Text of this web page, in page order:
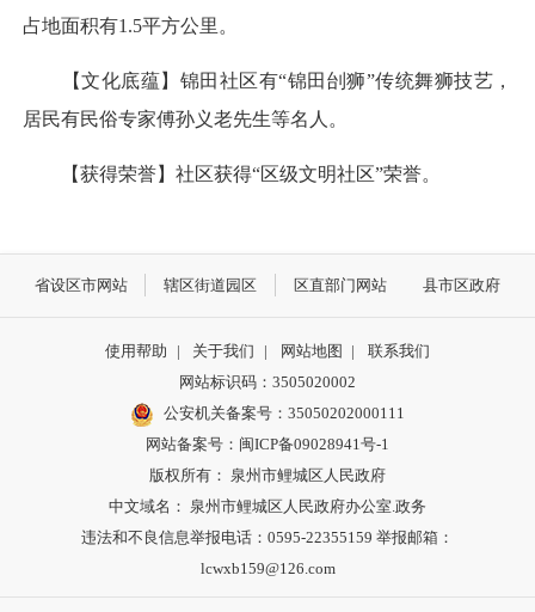
占地面积有1.5平方公里。
【文化底蕴】锦田社区有“锦田刣狮”传统舞狮技艺，
居民有民俗专家傅孙义老先生等名人。
【获得荣誉】社区获得“区级文明社区”荣誉。
省设区市网站 辖区街道园区 区直部门网站 县市区政府
使用帮助 | 关于我们 | 网站地图 |
联系我们
网站标识码：3505020002
公安机关备案号：35050202000111
网站备案号：闽ICP备09028941号-1
版权所有： 泉州市鲤城区人民政府
中文域名： 泉州市鲤城区人民政府办公室.政务
违法和不良信息举报电话：0595-22355159 举报邮箱：
lcwxb159@126.com